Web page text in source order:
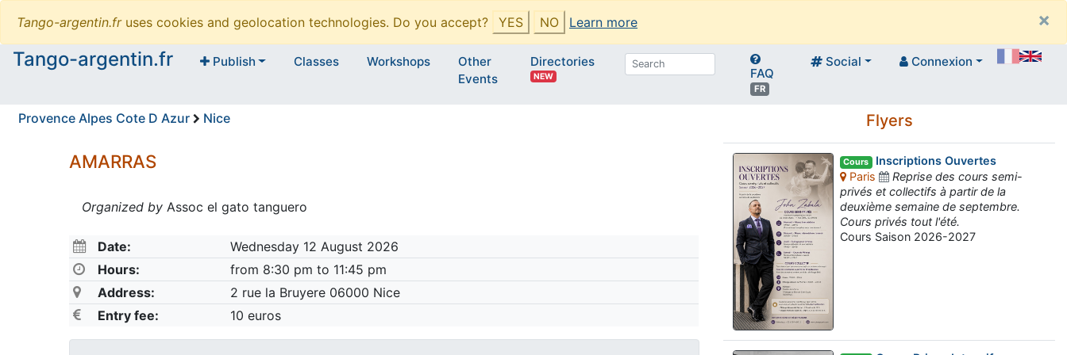
Tango-argentin.fruses cookies and geolocation technologies. Do you accept? YES NO Learn more
×
Tango-argentin.fr
Publish Classes Workshops
Other
Events
Directories
NEW FAQ
FR
Social Connexion
Provence Alpes Cote D Azur Nice
AMARRAS
Organized by Assoc el gato tanguero
Date:
Wednesday 12 August 2026
Hours:
from 8:30 pm to 11:45 pm
Address:
2 rue la Bruyere 06000 Nice
Entry fee:
10 euros
Flyers
Cours Inscriptions Ouvertes
Paris
Reprise des cours semi-
privés et collectifs à partir de la
deuxième semaine de septembre.
Cours privés tout l'été.
Cours Saison 2026-2027